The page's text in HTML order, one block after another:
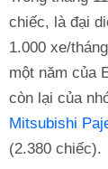
chiếc, là đại
1.000 xe/
một năm của
còn lại của
Mitsubishi
(2.380 chiếc).